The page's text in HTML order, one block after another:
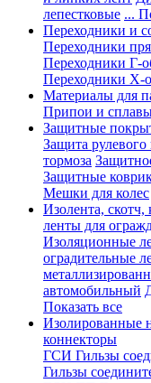
лепестковые ...
Переходники и
Переходники
Переходники Г-
Переходники Х-
Материалы для
Припои и
Защитные
Защита
тормоза
Защитные
Мешки для колес
Изолента,
ленты для
Изоляционные
оградительные
автомобильный
Показать все
Изолированные
коннекторы
ГСИ Гильзы
Гильзы